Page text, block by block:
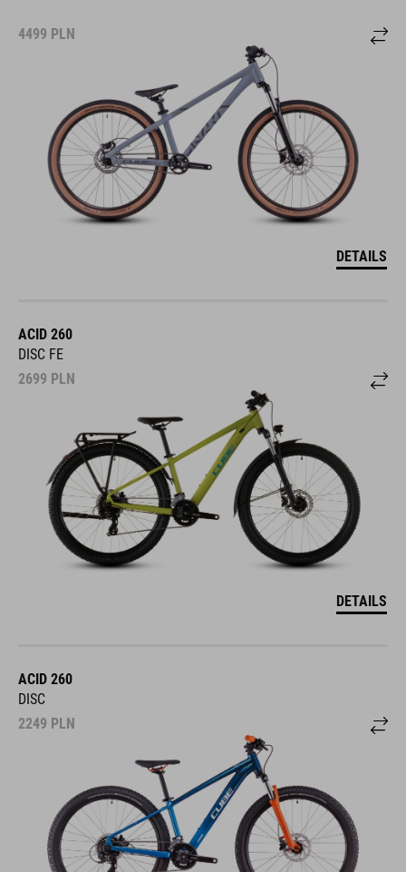
4499 PLN
DETAILS
ACID 260
DISC FE
2699 PLN
DETAILS
ACID 260
DISC
2249 PLN